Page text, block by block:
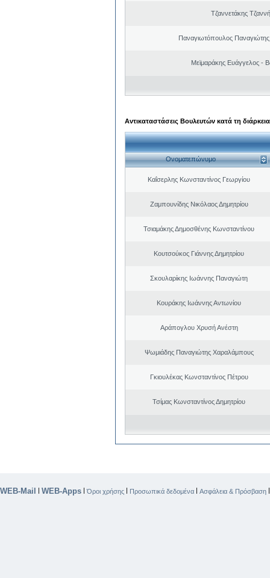
Τζαννετάκης
Παναγιωτόπουλος
Μεϊμαράκης Ευάγγελος -
Αντικαταστάσεις Βουλευτών κατά τη
Ονοματεπώνυμο
Καΐσερλης Κωνσταντίνος Γεωργίου
Ζαμπουνίδης Νικόλαος Δημητρίου
Τσιαμάκης Δημοσθένης Κωνσταντίνου
Κουτσούκος Γιάννης Δημητρίου
Σκουλαρίκης Ιωάννης Παναγιώτη
Κουράκης Ιωάννης Αντωνίου
Αράπογλου Χρυσή Ανέστη
Ψωμιάδης Παναγιώτης Χαραλάμπους
Γκιουλέκας Κωνσταντίνος Πέτρου
Τσίμας Κωνσταντίνος Δημητρίου
WEB-Mail | WEB-Apps |Όροι χρήσης | Προσωπικά δεδομένα | Ασφάλεια & Πρόσβαση